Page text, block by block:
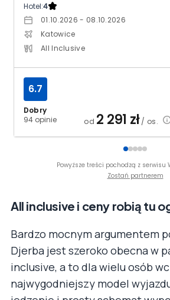
Hotel:4
01.10.2026 - 08.10.2026
Katowice
All Inclusive
Dobry
94 opinie
6.7
od 2 291 zł/ os.
Powyższe treści pochodzą z serwisu
Zostań partnerem
All inclusive i ceny robią tu
Bardzo mocnym argumentem
Djerba jest szeroko obecna w
inclusive, a to dla wielu osób
najwygodniejszy model